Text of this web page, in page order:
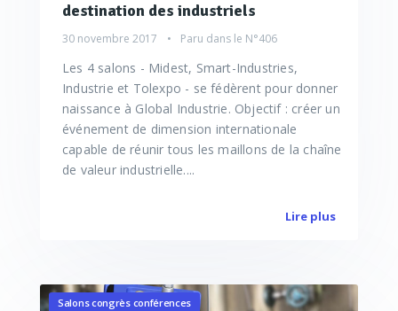
destination des industriels
30 novembre 2017 Paru dans le N°406
Les 4 salons - Midest, Smart-Industries,
Industrie et Tolexpo - se fédèrent pour donner
naissance à Global Industrie. Objectif : créer un
événement de dimension internationale
capable de réunir tous les maillons de la chaîne
de valeur industrielle....
Lire plus
Salons congrès conférences